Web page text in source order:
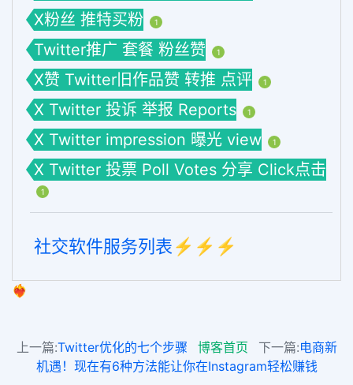
X粉丝 推特买粉 1
Twitter推广 套餐 粉丝赞 1
X赞 Twitter旧作品赞 转推 点评 1
X Twitter 投诉 举报 Reports 1
X Twitter impression 曝光 view 1
X Twitter 投票 Poll Votes 分享 Click点击
1
社交软件服务列表⚡️⚡️⚡️
❤️‍🔥
上一篇:Twitter优化的七个步骤 博客首页 下一篇:电商新
机遇！现在有6种方法能让你在Instagram轻松赚钱